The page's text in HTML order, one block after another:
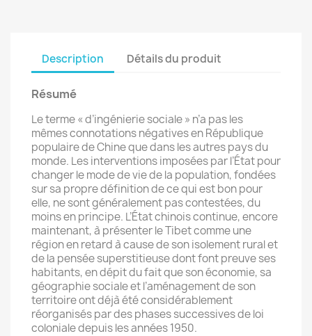
Description Détails du produit
Résumé
Le terme « d’ingénierie sociale » n’a pas les
mêmes connotations négatives en République
populaire de Chine que dans les autres pays du
monde. Les interventions imposées par l’État pour
changer le mode de vie de la population, fondées
sur sa propre définition de ce qui est bon pour
elle, ne sont généralement pas contestées, du
moins en principe. L’État chinois continue, encore
maintenant, à présenter le Tibet comme une
région en retard à cause de son isolement rural et
de la pensée superstitieuse dont font preuve ses
habitants, en dépit du fait que son économie, sa
géographie sociale et l’aménagement de son
territoire ont déjà été considérablement
réorganisés par des phases successives de loi
coloniale depuis les années 1950.